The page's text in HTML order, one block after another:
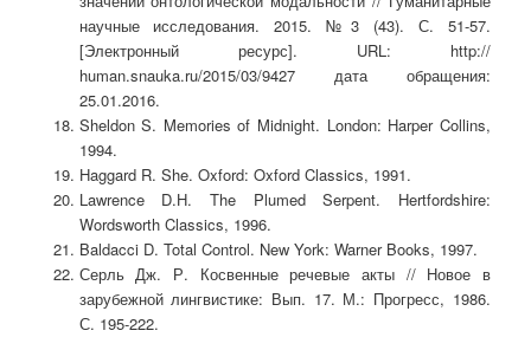
научные исследования. 2015. №3 (43). С. 51-57.
[Электронный ресурс]. URL: http://
human.snauka.ru/2015/03/9427 дата обращения:
25.01.2016.
Sheldon S. Memories of Midnight. London: Harper Collins,
1994.
Haggard R. She. Oxford: Oxford Classics, 1991.
Lawrence D.H. The Plumed Serpent. Hertfordshire:
Wordsworth Classics, 1996.
Baldacci D. Total Control. New York: Warner Books, 1997.
Серль Дж. Р. Косвенные речевые акты // Новое в
зарубежной лингвистике: Вып. 17. М.: Прогресс, 1986.
С. 195-222.